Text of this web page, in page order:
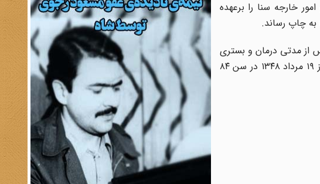
خارجه سنا را برعهده
به‌ چاپ ‌رساند.
را پس از مدتی درمان و بستری
بودن در خانه، برای معالجه به انگلستان فرستادند ولی معالجات موثر واقع نشد و در هنگام مراجعت به ایران در روز ۱۹ مرداد ۱۳۴۸ در سن ۸۴